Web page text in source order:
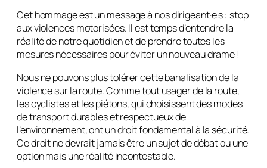
Cet hommage est un message à nos dirigeant·e·s : stop
aux violences motorisées. Il est temps d’entendre la
réalité de notre quotidien et de prendre toutes les
mesures nécessaires pour éviter un nouveau drame !
Nous ne pouvons plus tolérer cette banalisation de la
violence sur la route. Comme tout usager de la route,
les cyclistes et les piétons, qui choisissent des modes
de transport durables et respectueux de
l’environnement, ont un droit fondamental à la sécurité.
Ce droit ne devrait jamais être un sujet de débat ou une
option mais une réalité incontestable.